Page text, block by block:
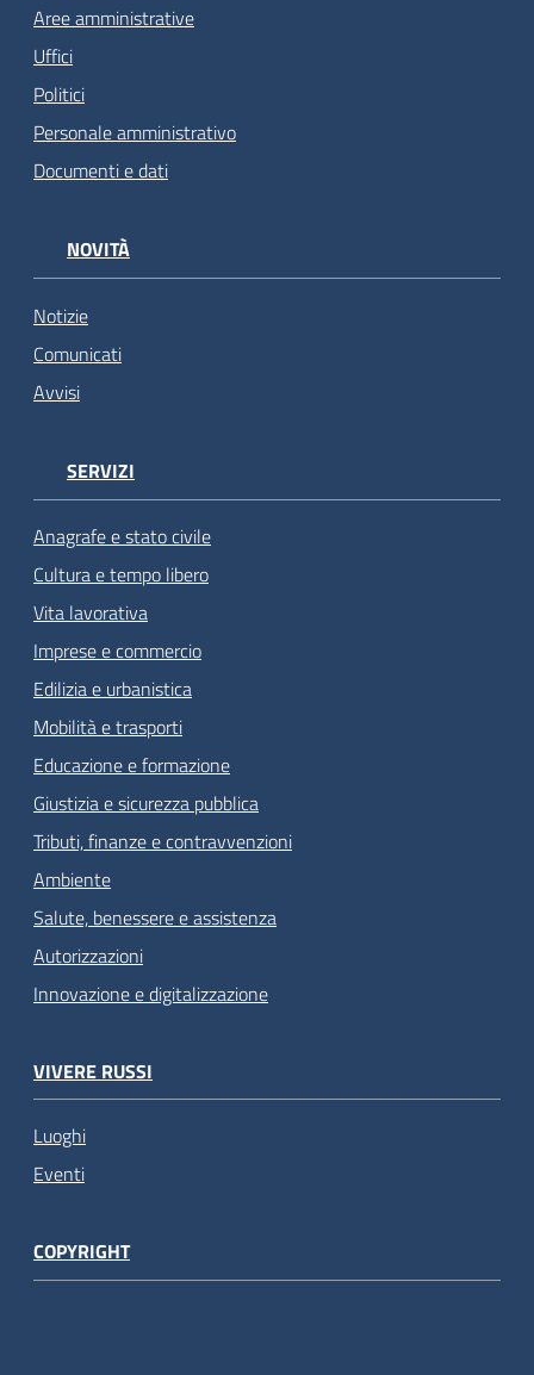
Aree amministrative
Uffici
Politici
Personale amministrativo
Documenti e dati
NOVITÀ
Notizie
Comunicati
Avvisi
SERVIZI
Anagrafe e stato civile
Cultura e tempo libero
Vita lavorativa
Imprese e commercio
Edilizia e urbanistica
Mobilità e trasporti
Educazione e formazione
Giustizia e sicurezza pubblica
Tributi, finanze e contravvenzioni
Ambiente
Salute, benessere e assistenza
Autorizzazioni
Innovazione e digitalizzazione
VIVERE RUSSI
Luoghi
Eventi
COPYRIGHT